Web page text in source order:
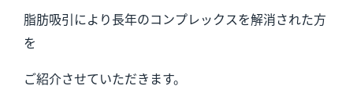
脂肪吸引により長年のコンプレックスを解消された方
を
ご紹介させていただきます。